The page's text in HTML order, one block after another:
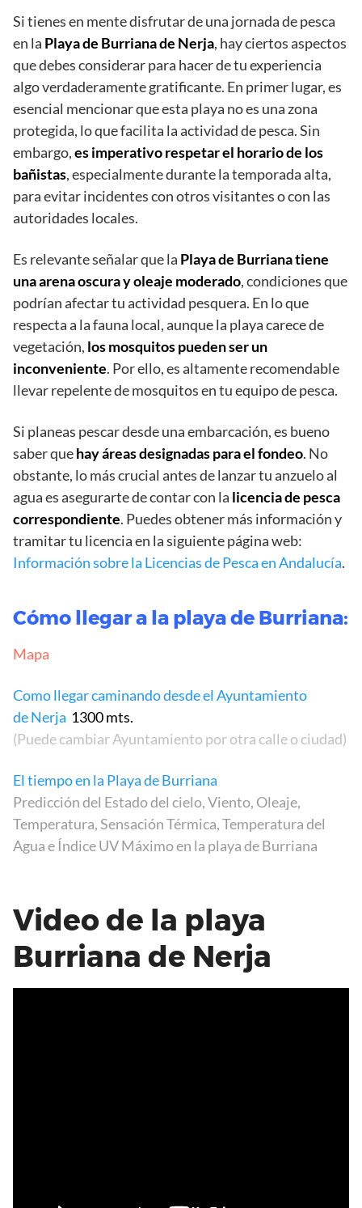
Si tienes en mente disfrutar de una jornada de pesca
en la Playa de Burriana de Nerja, hay ciertos aspectos
que debes considerar para hacer de tu experiencia
algo verdaderamente gratificante. En primer lugar, es
esencial mencionar que esta playa no es una zona
protegida, lo que facilita la actividad de pesca. Sin
embargo,es imperativo respetar el horario de los
bañistas, especialmente durante la temporada alta,
para evitar incidentes con otros visitantes o con las
autoridades locales.
Es relevante señalar que la Playa de Burriana tiene
una arena oscura y oleaje moderado, condiciones que
podrían afectar tu actividad pesquera. En lo que
respecta a la fauna local, aunque la playa carece de
vegetación, los mosquitos pueden ser un
inconveniente. Por ello, es altamente recomendable
llevar repelente de mosquitos en tu equipo de pesca.
Si planeas pescar desde una embarcación, es bueno
saber quehay áreas designadas para el fondeo. No
obstante, lo más crucial antes de lanzar tu anzuelo al
agua es asegurarte de contar con la licencia de pesca
correspondiente. Puedes obtener más información y
tramitar tu licencia en la siguiente página web:
Información sobre la Licencias de Pesca en Andalucía.
Cómo llegar a la playa de Burriana:
Mapa
Como llegar caminando desde el Ayuntamiento
de Nerja 1300 mts.
(Puede cambiar Ayuntamiento por otra calle o ciudad)
El tiempo en la Playa de Burriana
Predicción del Estado del cielo, Viento, Oleaje,
Temperatura, Sensación Térmica, Temperatura del
Agua e Índice UV Máximo en la playa de Burriana
Video de la playa
Burriana de Nerja